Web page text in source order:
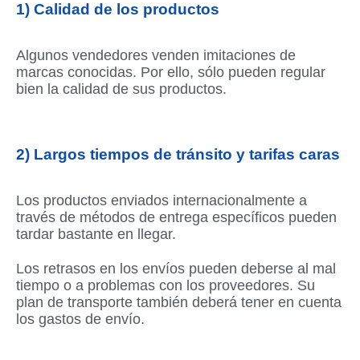
1) Calidad de los productos
Algunos vendedores venden imitaciones de
marcas conocidas. Por ello, sólo pueden regular
bien la calidad de sus productos.
2) Largos tiempos de tránsito y tarifas caras
Los productos enviados internacionalmente a
través de métodos de entrega específicos pueden
tardar bastante en llegar.
Los retrasos en los envíos pueden deberse al mal
tiempo o a problemas con los proveedores. Su
plan de transporte también deberá tener en cuenta
los gastos de envío.